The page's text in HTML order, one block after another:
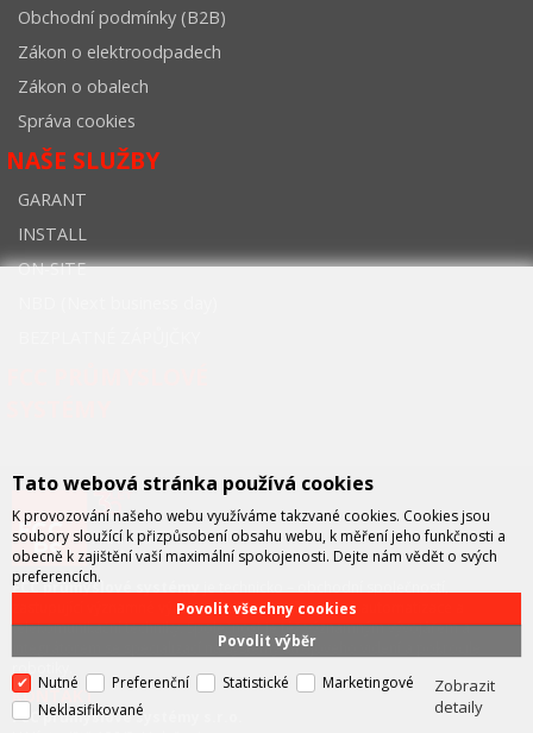
Obchodní podmínky (B2B)
Zákon o elektroodpadech
Zákon o obalech
Správa cookies
NAŠE SLUŽBY
GARANT
INSTALL
ON-SITE
FCC průmyslové systémy
zastupující významné výrobce v oblasti průmyslové automatizace a
telekomunikační techniky. Společnost je též významným vývojářem a
integrátorem se specializací na systémy strojového vidění a pokročilé
KONTAKT
FCC průmyslové systémy s.r.o.
Tato webová stránka používá cookies
K provozování našeho webu využíváme takzvané cookies. Cookies jsou
soubory sloužící k přizpůsobení obsahu webu, k měření jeho funkčnosti a
obecně k zajištění vaší maximální spokojenosti. Dejte nám vědět o svých
preferencích.
Povolit výběr
Povolit všechny cookies
Nutné Preferenční Statistické
Marketingové
Neklasifikované
Zobrazit
detaily